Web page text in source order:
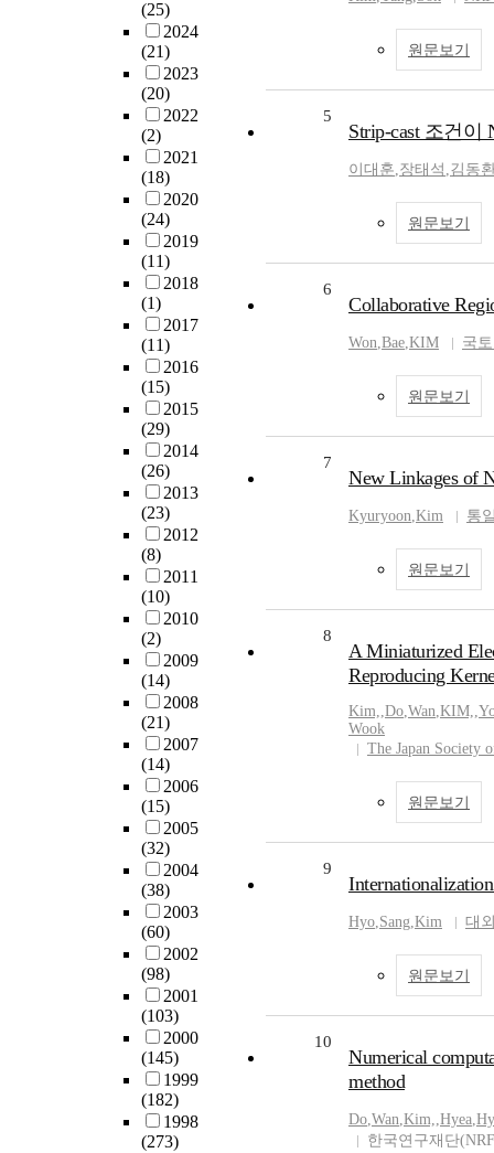
(25)
2024
(21)
2023
(20)
2022
(2)
2021
(18)
2020
(24)
2019
(11)
2018
(1)
2017
(11)
2016
(15)
2015
(29)
2014
(26)
2013
(23)
2012
(8)
2011
(10)
2010
(2)
2009
(14)
2008
(21)
2007
(14)
2006
(15)
2005
(32)
2004
(38)
2003
(60)
2002
(98)
2001
(103)
2000
(145)
1999
(182)
1998
(273)
원문보기
5
Strip-cast 조건
이대훈,장태석 ,김동
원문보기
6
Collaborative
Won,Bae,KIM 국
원문보기
7
New Linkages of
Kyuryoon,Kim 통
원문보기
8
A Miniaturized
Reproducing
Kim,,Do,Wan,KIM,,
Wook
The Japan Society
원문보기
9
Hyo,Sang,Kim 대
원문보기
10
Numerical
method
Do,Wan,Kim,,Hyea,
한국연구재단